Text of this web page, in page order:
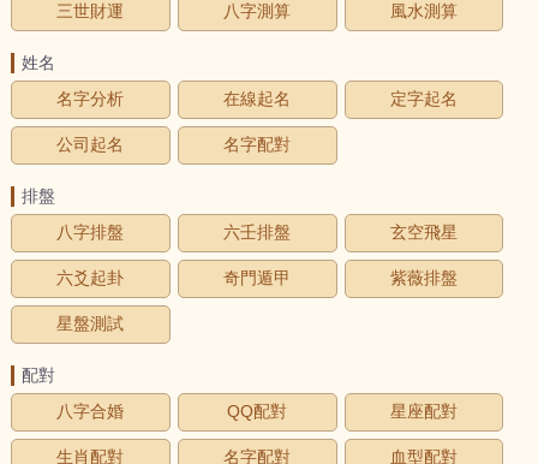
三世財運 八字測算 風水測算
姓名
名字分析
在線起名 定字起名
公司起名 名字配對
排盤
八字排盤
六壬排盤 玄空飛星
六爻起卦 奇門遁甲 紫薇排盤
星盤測試
配對
八字合婚
QQ配對 星座配對
生肖配對 名字配對 血型配對